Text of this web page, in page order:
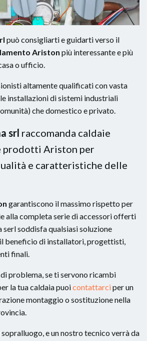
può consigliarti e guidarti verso il
Ariston più interessante e più
o ufficio.
altamente qualificati con vasta
installazioni di sistemi industriali
che domestico e privato.
srl raccomanda caldaie
prodotti Ariston per
e caratteristiche delle
garantiscono il massimo rispetto per
alla completa serie di accessori offerti
serl soddisfa qualsiasi soluzione
beneficio di installatori, progettisti,
finali.
problema, se ti servono ricambi
la tua caldaia puoicontattarciper un
montaggio o sostituzione nella
e un nostro tecnico verrà da